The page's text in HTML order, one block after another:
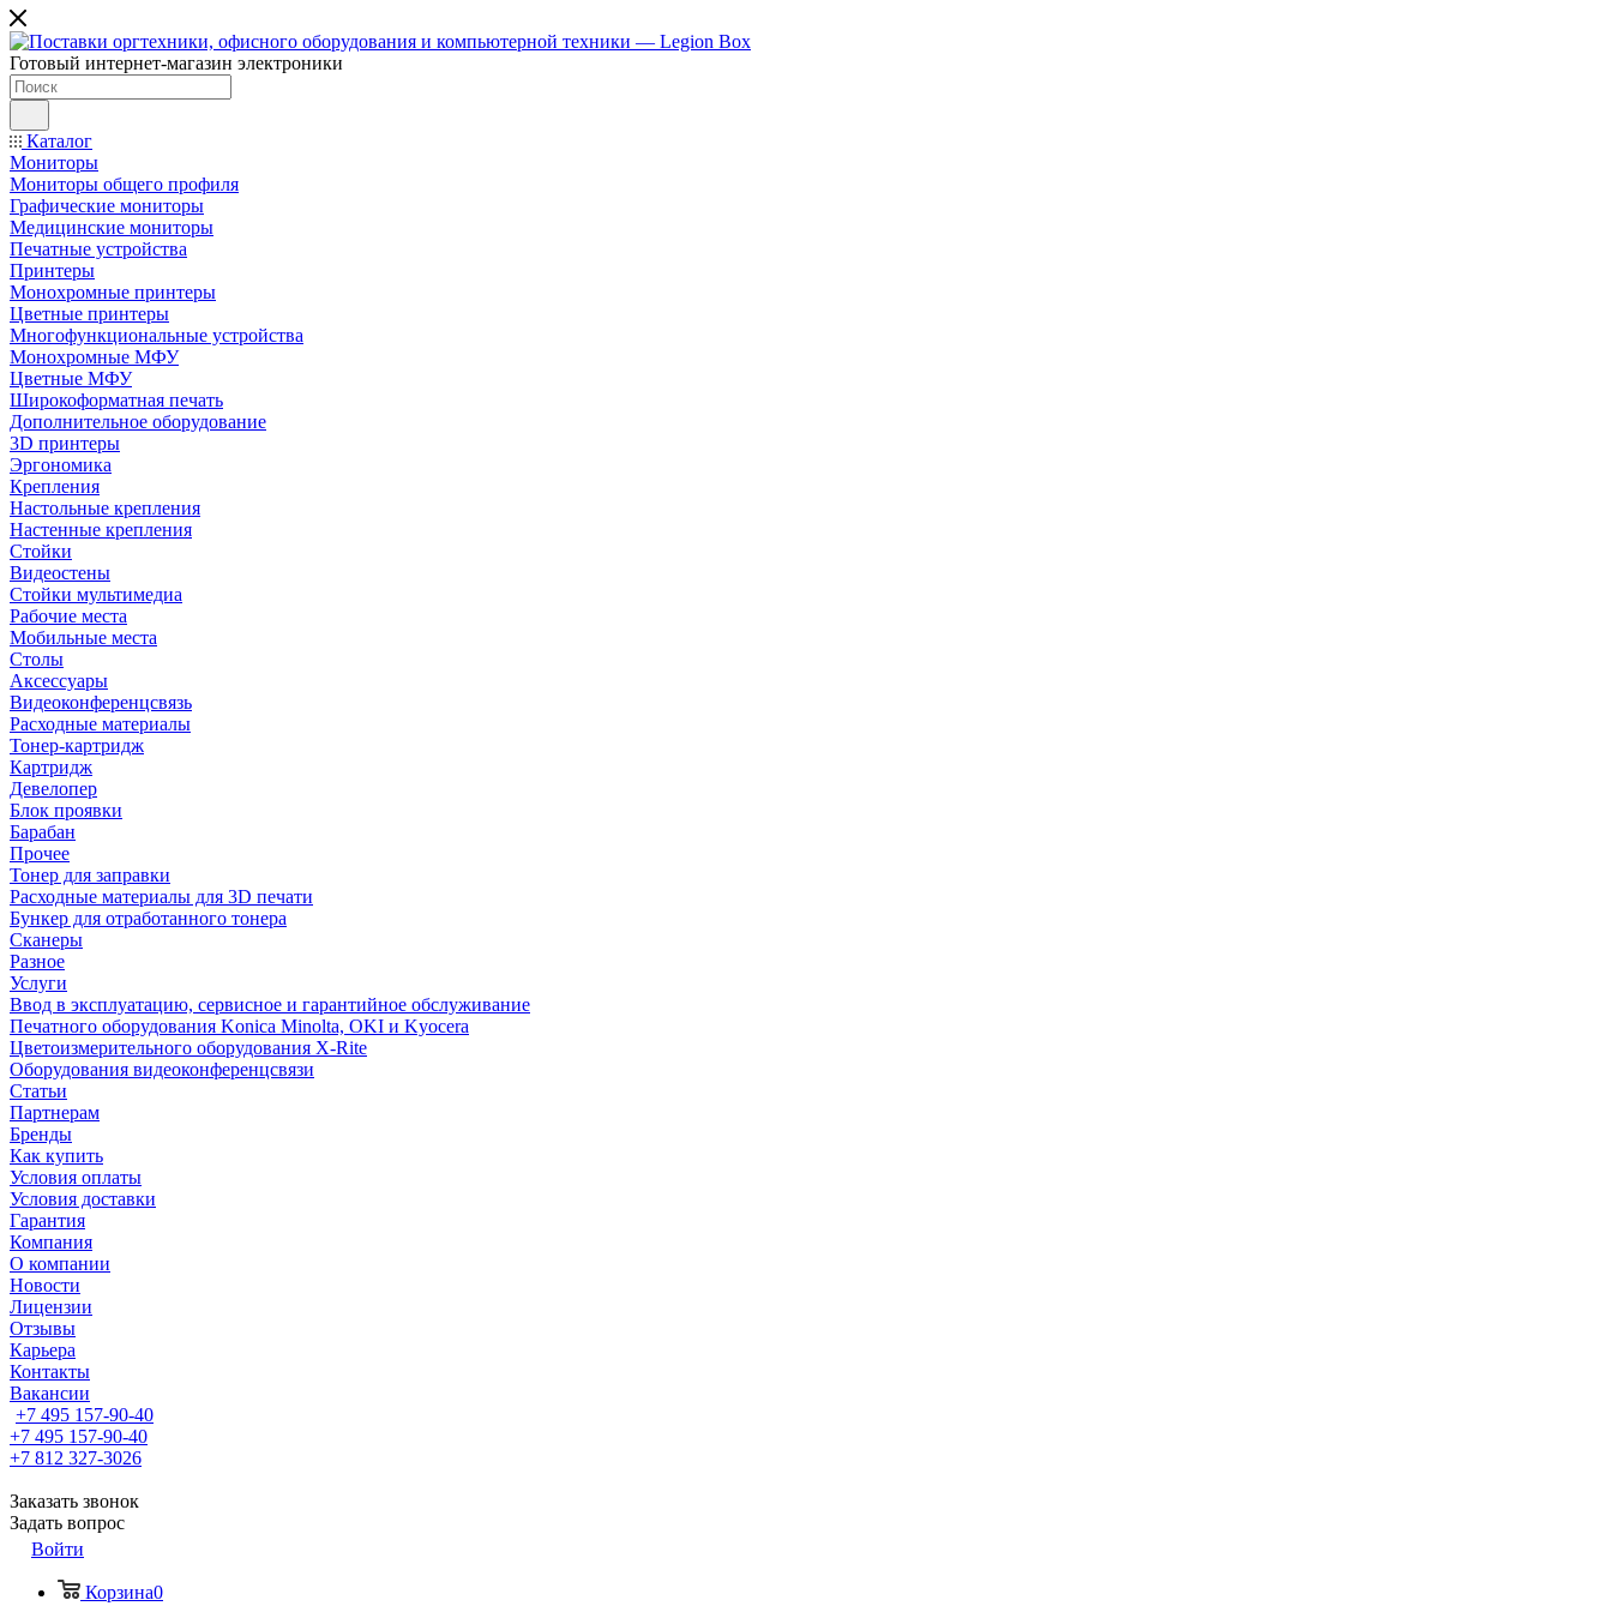
Готовый интернет-магазин электроники
Каталог
Мониторы
Мониторы общего профиля
Графические мониторы
Медицинские мониторы
Печатные устройства
Принтеры
Моноxромныe принтеры
Цвeтныe принтеры
Многофункциональные устройства
Монохромные МФУ
Цветные МФУ
Широкоформатная печать
Дополнительное оборудование
3D принтеры
Эргономика
Крепления
Настольные крепления
Настенные крепления
Стойки
Видеостены
Стойки мультимедиа
Рабочие места
Мобильные места
Столы
Аксессуары
Видеоконференцсвязь
Расходные материалы
Тонер-картридж
Картридж
Девелопер
Блок проявки
Барабан
Прочее
Тонер для заправки
Расходные материалы для 3D печати
Бункер для отработанного тонера
Сканеры
Разное
Услуги
Ввод в эксплуатацию, сервисное и гарантийное обслуживание
Печатного оборудования Konica Minolta, OKI и Kyocera
Цветоизмерительного оборудования X-Rite
Оборудования видеоконференцсвязи
Статьи
Партнерам
Бренды
Как купить
Условия оплаты
Условия доставки
Гарантия
Компания
О компании
Новости
Лицензии
Отзывы
Карьера
Контакты
Вакансии
+7 495 157-90-40
+7 495 157-90-40
+7 812 327-3026
Заказать звонок
Задать вопрос
Войти
Корзина0